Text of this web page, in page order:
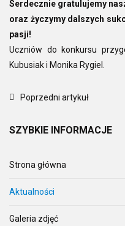
Serdecznie gratulujemy
oraz życzymy dalszych
pasji!
Uczniów do konkursu
Kubusiak i Monika Rygiel.
Poprzedni artykuł
SZYBKIE INFORMACJE
Strona główna
Aktualności
Galeria zdjęć